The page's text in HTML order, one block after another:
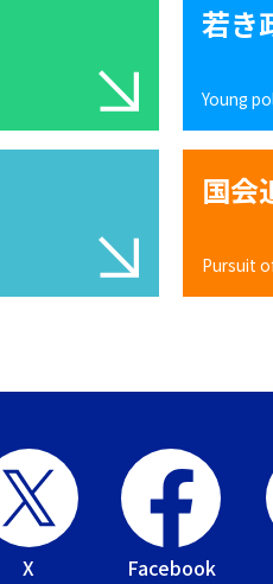
若き
Young
国会
Pursuit
X Facebook